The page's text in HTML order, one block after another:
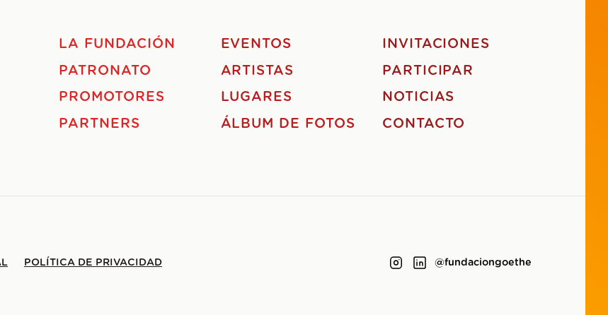
LA FUNDACIÓN
PATRONATO
PROMOTORES
PARTNERS
EVENTOS
ARTISTAS
LUGARES
ÁLBUM DE FOTOS
INVITACIONES
PARTICIPAR
NOTICIAS
CONTACTO
POLÍTICA DE PRIVACIDAD @fundaciongoethe